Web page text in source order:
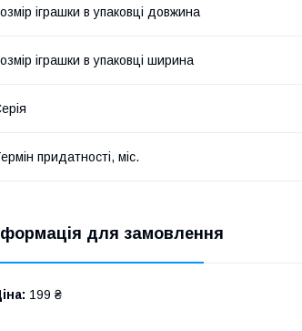
іграшки в упаковці довжина
іграшки в упаковці ширина
придатності, міс.
для замовлення
199 ₴